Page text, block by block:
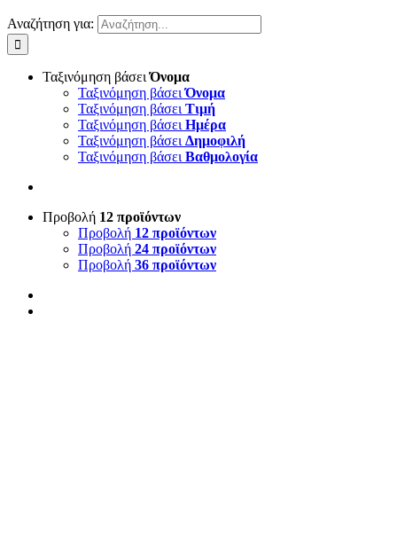
Αναζήτηση για:
Ταξινόμηση βάσειΌνομα
Ταξινόμηση βάσειΌνομα
Ταξινόμηση βάσει Τιμή
Ταξινόμηση βάσει Ημέρα
Ταξινόμηση βάσει Δημοφιλή
Ταξινόμηση βάσει Βαθμολογία
Προβολή 12 προϊόντων
Προβολή 12 προϊόντων
Προβολή 24 προϊόντων
Προβολή 36 προϊόντων